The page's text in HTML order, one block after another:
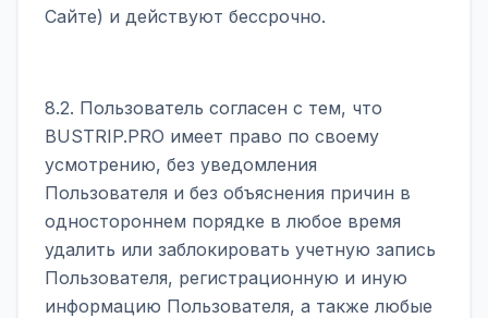
Сайте) и действуют бессрочно.
8.2. Пользователь согласен с тем, что
BUSTRIP.PRO имеет право по своему
усмотрению, без уведомления
Пользователя и без объяснения причин в
одностороннем порядке в любое время
удалить или заблокировать учетную запись
Пользователя, регистрационную и иную
информацию Пользователя, а также любые